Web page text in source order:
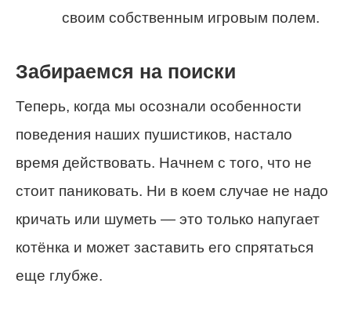
своим собственным игровым полем.
Забираемся на поиски
Теперь, когда мы осознали особенности
поведения наших пушистиков, настало
время действовать. Начнем с того, что не
стоит паниковать. Ни в коем случае не надо
кричать или шуметь — это только напугает
котёнка и может заставить его спрятаться
еще глубже.